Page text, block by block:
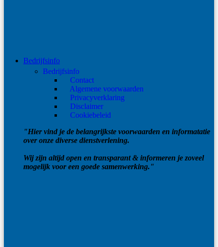
Bedrijfsinfo
Bedrijfsinfo
Contact
Algemene voorwaarden
Privacyverklaring
Disclaimer
Cookiebeleid
"Hier vind je de belangrijkste voorwaarden en informatatie
over onze diverse dienstverlening.
Wij zijn altijd open en transparant & informeren je zoveel
mogelijk voor een goede samenwerking."